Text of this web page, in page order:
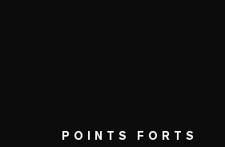
POINTS FORTS